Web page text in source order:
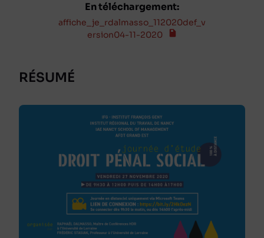
En téléchargement:
affiche_je_rdalmasso_112020def_v
ersion04-11-2020
RÉSUMÉ